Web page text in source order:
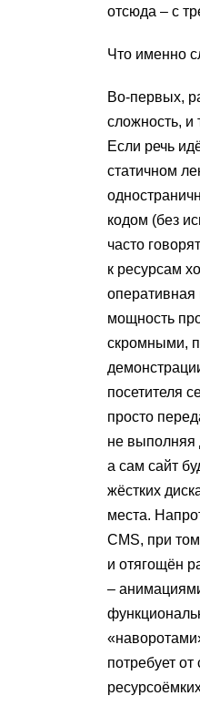
отсюда – с
Что именно
Во-первых,
сложность, и
Если речь
статичном
кодом (без
часто
к ресурсам
оперативная
мощность
скромными,
посетителя
просто
не выполняя
а сам сайт
жёстких
места.
CMS, при
и отягощён
–
потребует